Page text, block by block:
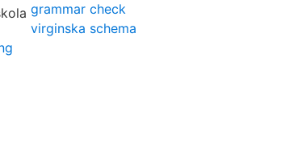
grammar check
virginska schema